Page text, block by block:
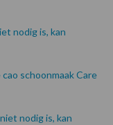
nodig is, kan
cao schoonmaak Care
nodig is, kan